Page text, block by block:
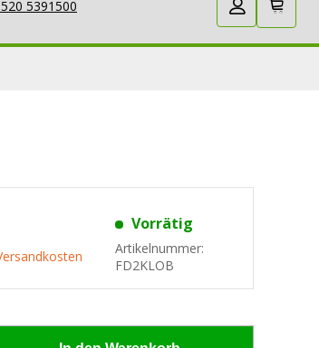
5391500
Vorrätig
Artikelnummer:
FD2KLOB